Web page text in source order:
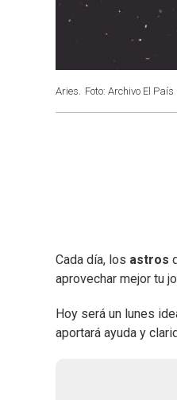
Aries. Foto: Archivo El País
Cada día, los astros
aprovechar mejor tu
Hoy será un lunes
aportará ayuda y